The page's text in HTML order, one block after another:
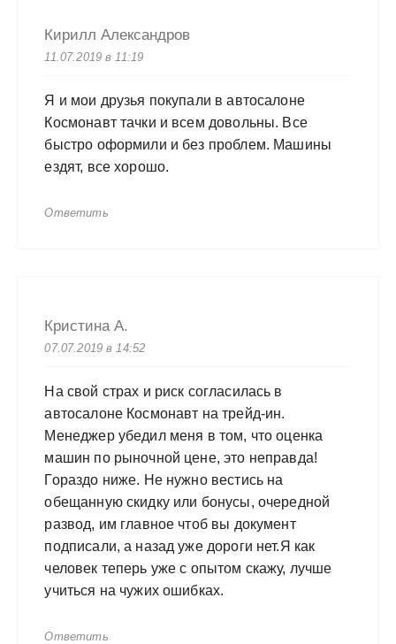
Кирилл Александров
11.07.2019 в 11:19
Я и мои друзья покупали в автосалоне
Космонавт тачки и всем довольны. Все
быстро оформили и без проблем. Машины
ездят, все хорошо.
Ответить
Кристина А.
07.07.2019 в 14:52
На свой страх и риск согласилась в
автосалоне Космонавт на трейд-ин.
Менеджер убедил меня в том, что оценка
машин по рыночной цене, это неправда!
Гораздо ниже. Не нужно вестись на
обещанную скидку или бонусы, очередной
развод, им главное чтоб вы документ
подписали, а назад уже дороги нет.Я как
человек теперь уже с опытом скажу, лучше
учиться на чужих ошибках.
Ответить